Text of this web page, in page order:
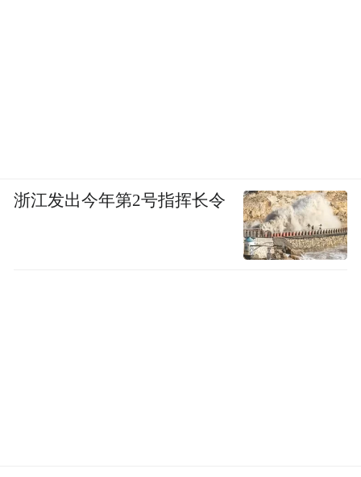
浙江发出今年第2号指挥长令